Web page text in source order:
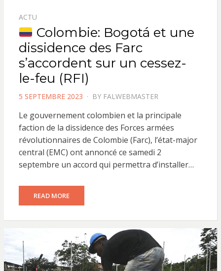
ACTU
Colombie: Bogotá et une
dissidence des Farc
s’accordent sur un cessez-
le-feu (RFI)
POSTED
5 SEPTEMBRE 2023 BY FALWEBMASTER
Le gouvernement colombien et la principale
faction de la dissidence des Forces armées
révolutionnaires de Colombie (Farc), l’état-major
central (EMC) ont annoncé ce samedi 2
septembre un accord qui permettra d’installer…
READ MORE